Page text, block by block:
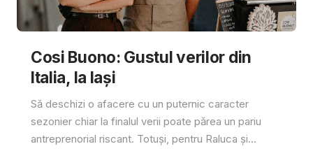
Cosi Buono: Gustul verilor din
Italia, la Iași
Să deschizi o afacere cu un puternic caracter
sezonier chiar la finalul verii poate părea un pariu
antreprenorial riscant. Totuși, pentru Raluca și...